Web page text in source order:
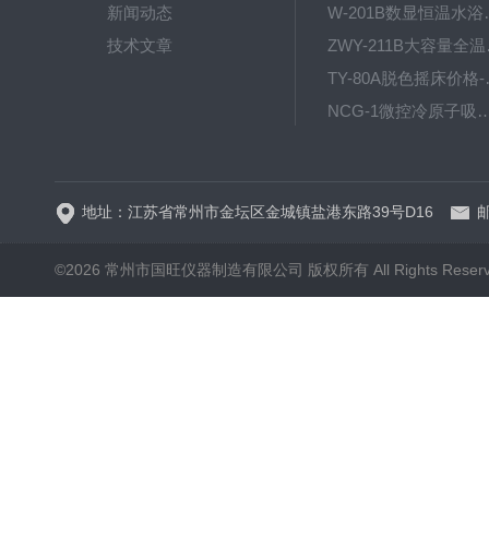
新闻动态
技术文章
W-
TY-
NCG-1微控冷
地址：江苏省常州市金坛区金城镇盐港东路39号D16
©2026 常州市国旺仪器制造有限公司 版权所有 All Rights